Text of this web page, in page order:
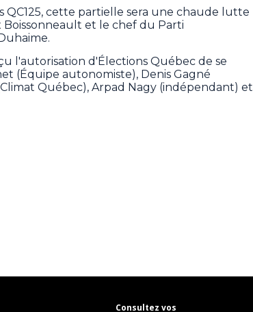
QC125, cette partielle sera une chaude lutte
et le chef du Parti
l'autorisation d'Élections Québec de se
(Équipe autonomiste), Denis Gagné
Québec), Arpad Nagy (indépendant) et
Consultez vos